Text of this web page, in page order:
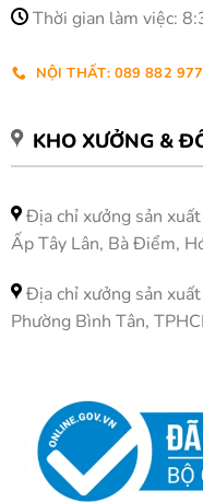
Thời gian làm việc:
NỘI THẤT: 089 882
KHO XƯỞNG &
Địa chỉ xưởng sản
Ấp Tây Lân, Bà Điểm,
Địa chỉ xưởng sản
Phường Bình Tân,